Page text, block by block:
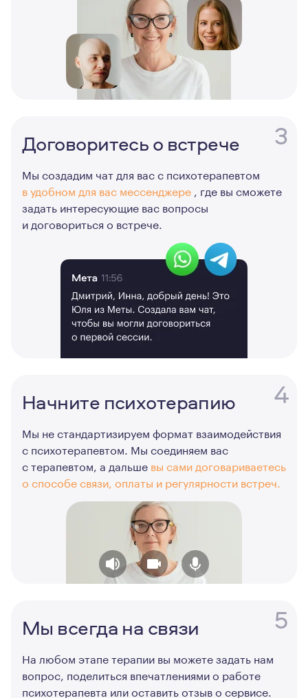
3
Договоритесь о встрече
Мы создадим чат для вас с психотерапевтом
в удобном для вас мессенджере , где вы сможете
задать интересующие вас вопросы
и договориться о встрече.
4
Начните психотерапию
Мы не стандартизируем формат взаимодействия
с психотерапевтом. Мы соединяем вас
с терапевтом, а дальше вы сами договариваетесь
о способе связи, оплаты и регулярности встреч.
5
Мы всегда на связи
На любом этапе терапии вы можете задать нам
вопрос, поделиться впечатлениями о работе
психотерапевта или оставить отзыв о сервисе.